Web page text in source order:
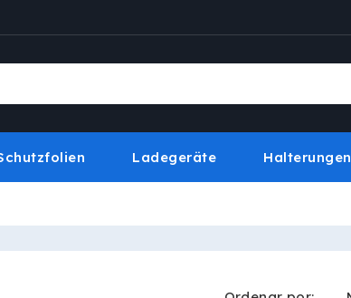
Ladegeräte Halterungen